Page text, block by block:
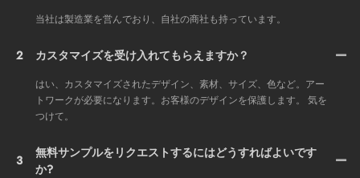
当社は製造業を営んでおり、自社の商社も持っています。
2 カスタマイズを受け入れてもらえますか？
はい、カスタマイズされたデザイン、素材、サイズ、色など。アー
トワークが必要になります。お客様のデザインを保護します。 気を
つけて。
3
無料サンプルをリクエストするにはどうすればよいです
か?